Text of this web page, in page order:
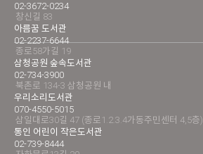
02-3672-0234
창신길 83
아름꿈 도서관
02-2237-6644
종로58가길 19
삼청공원 숲속도서관
02-734-3900
북촌로 134-3 삼청공원 내
우리소리도서관
070-4550-5015
삼일대로30길 47 (종로1.2.3.4가동주민센터 4,5층)
통인 어린이 작은도서관
02-739-8444